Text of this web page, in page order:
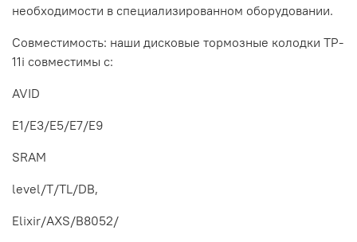
необходимости в специализированном оборудовании.
Совместимость: наши дисковые тормозные колодки TP-
11i совместимы c:
AVID
E1/E3/E5/E7/E9
SRAM
level/T/TL/DB,
Elixir/AXS/B8052/